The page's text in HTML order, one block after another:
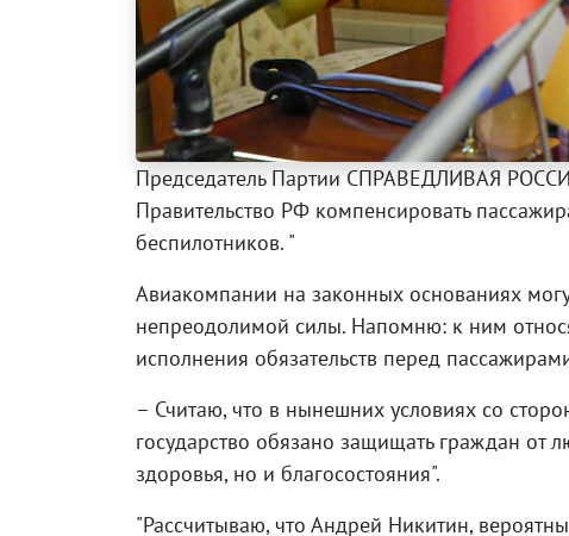
Председатель Партии СПРАВЕДЛИВАЯ
Правительство РФ компенсировать
беспилотников. "
Авиакомпании на законных основаниях
непреодолимой силы. Напомню: к ним
исполнения обязательств перед
– Считаю, что в нынешних условиях со
государство обязано защищать граждан от
здоровья, но и благосостояния".
"Рассчитываю, что Андрей Никитин,